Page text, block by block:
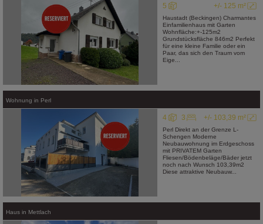
+/- 125 m²
5
Haustadt (Beckingen) Charmantes
Einfamilienhaus mit Garten
Wohnfläche:+-125m2
Grundstücksfläche 846m2 Perfekt
für eine kleine Familie oder ein
Paar, das sich den Traum vom
Eige...
Wohnung in Perl
+/- 103,39 m²
4 3
Perl Direkt an der Grenze L-
Schengen Moderne
Neubauwohnung im Erdgeschoss
mit PRIVATEM Garten
Fliesen/Bödenbeläge/Bäder jetzt
noch nach Wunsch 103,39m2
Diese attraktive Neubauw...
Haus in Mettlach